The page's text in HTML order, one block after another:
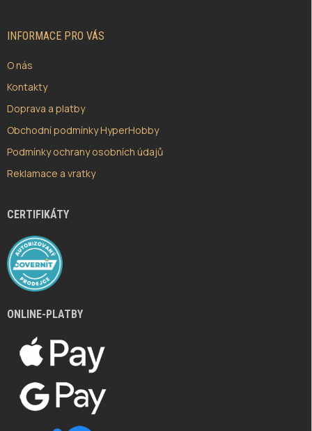
INFORMACE PRO VÁS
O nás
Kontakty
Doprava a platby
Obchodní podmínky HyperHobby
Podmínky ochrany osobních údajů
Reklamace a vratky
CERTIFIKÁTY
ONLINE-PLATBY